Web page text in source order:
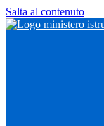
Salta al contenuto